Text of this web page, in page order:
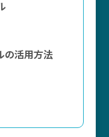
の活用方法